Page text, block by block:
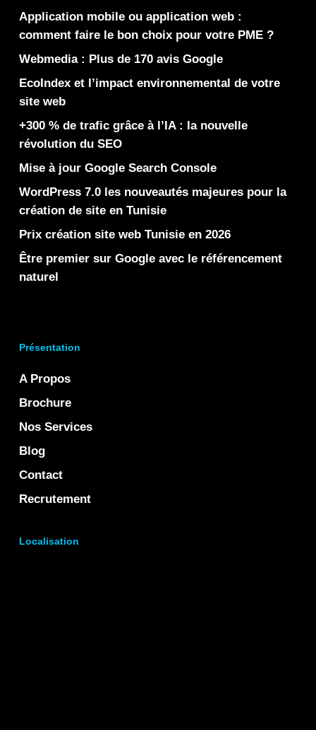
Application mobile ou application web :
comment faire le bon choix pour votre PME ?
Webmedia : Plus de 170 avis Google
EcoIndex et l’impact environnemental de votre
site web
+300 % de trafic grâce à l’IA : la nouvelle
révolution du SEO
Mise à jour Google Search Console
WordPress 7.0 les nouveautés majeures pour la
création de site en Tunisie
Prix création site web Tunisie en 2026
Être premier sur Google avec le référencement
naturel
Présentation
A Propos
Brochure
Nos Services
Blog
Contact
Recrutement
Localisation